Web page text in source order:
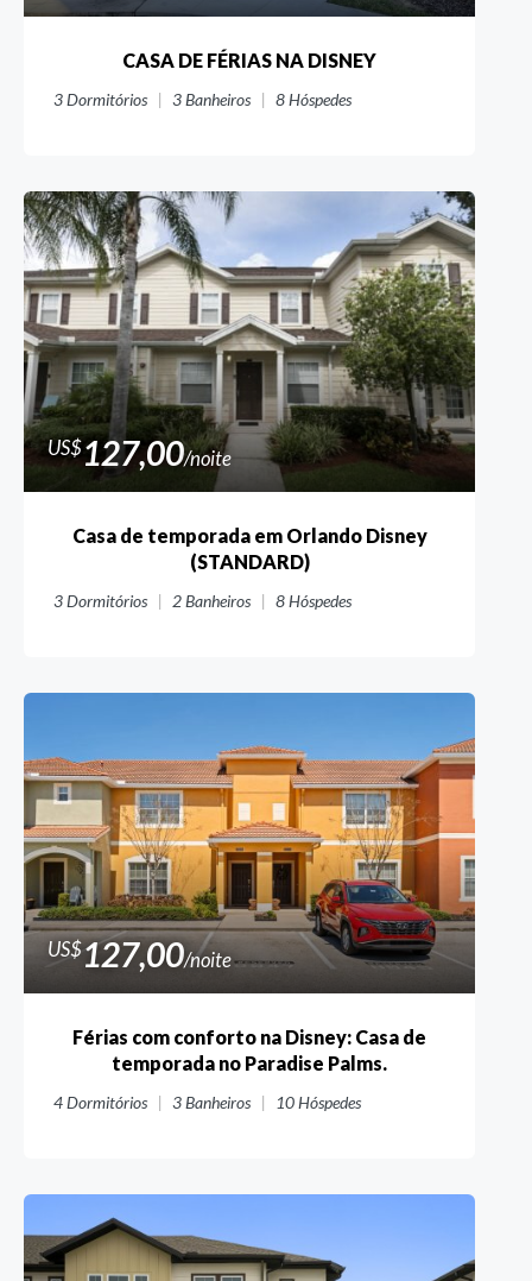
CASA DE FÉRIAS NA DISNEY
3Dormitórios 3Banheiros 8Hóspedes
US$127,00/noite
Casa de temporada em Orlando Disney
(STANDARD)
3Dormitórios 2Banheiros 8Hóspedes
US$127,00/noite
Férias com conforto na Disney: Casa de
temporada no Paradise Palms.
4Dormitórios 3Banheiros 10Hóspedes